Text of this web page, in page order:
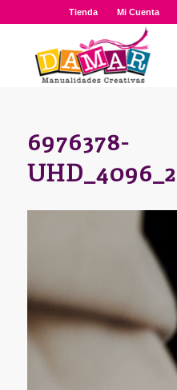
Tienda Mi Cuenta
6976378-